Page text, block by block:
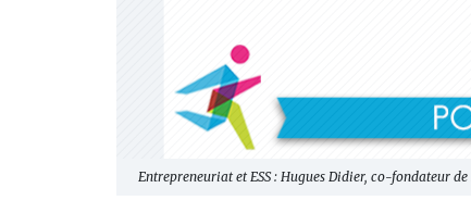
Entrepreneuriat et ESS : Hugues Didier, co-fondateur